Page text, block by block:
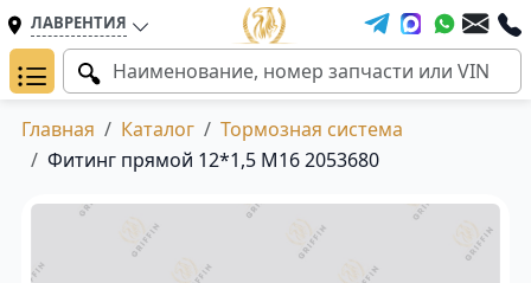
ЛАВРЕНТИЯ
Главная Каталог
Тормозная система
Фитинг прямой 12*1,5 M16 2053680